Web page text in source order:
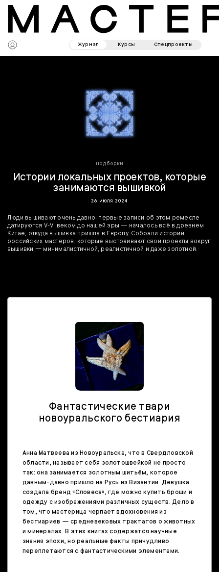
Журнал Курсы Спецпроекты
Подборки
Истории локальных проектов, которые
занимаются вышивкой
26 июля 2024
Люди вышивают очень давно: первые записи об этом ремесле
датируются V-VI веком до нашей эры — началось всё в древнем
Китае, откуда вышивка пришла в Европу. Собрали истории
российских мастеров, которые выстраивают свои проекты вокруг
вышивки — минималистичной, реалистичной и даже золотной.
Фантастические твари
новоуральского бестиария
Анна Матвеева из Новоуральска, что в Свердловской
области, называет себя золотошвейкой не просто
так: она занимается золотным шитьём, которое
давным-давно пришло на Русь из Византии. Девушка
создала бренд «Словеса», где можно купить броши и
одежду с изображениями различных существ. Дело в
том, что мастерица черпает вдохновения из
бестиариев — средневековых трактатов о животных
и минералах. В этих книгах содержатся научные
знания эпохи, но реальные факты причудливо
переплетаются с фантастическими элементами.